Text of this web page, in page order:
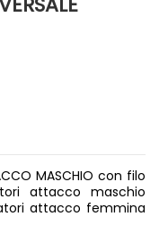
MASCHIO con filo
attacco maschio
attacco femmina